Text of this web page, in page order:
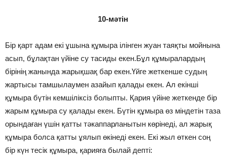
10-мәтін
Бір қарт адам екі ұшына құмыра ілінген жуан таяқты мойнына
асып, бұлақтан үйіне су тасиды екен.Бұл құмыралардың
бірінің жанында жарықшақ бар екен.Үйге жеткенше судың
жартысы тамшылаумен азайып қалады екен. Ал екінші
құмыра бүтін кемшіліксіз болыпты. Қария үйіне жеткенде бір
жарым құмыра су қалады екен. Бүтін құмыра өз міндетін таза
орындаған үшін қатты тәкаппарланытын көрінеді, ал жарық
құмыра болса қатты ұялып өкінеді екен. Екі жыл өткен соң
бір күн тесік құмыра, қарияға былай депті: